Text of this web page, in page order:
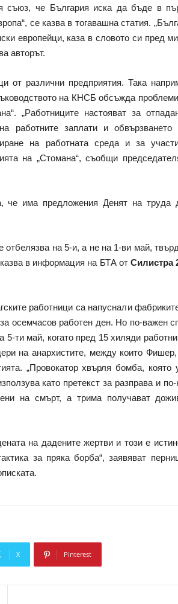
съюз, че България иска да бъде в
се казва в тогавашна статия.
европейци, каза в словото си пред
авторът.
различни предприятия. Така
на КНСБ обсъжда
„Работниците настояват за
работните заплати и
на работната среда и за
на „Стомана“, съобщи
че има предложения Денят на труда
на 5-и, а не на 1-ви май,
в информация на БТА от Силистра
работници са напуснали
осемчасов работен ден. Но по-важен
5-ти май, когато пред 15 хиляди
на анархистите, между които Фишер,
„Провокатор хвърля бомба, която
като претекст за разправа и по-
на смърт, а трима получават
на дадените жертви и този е
за пряка борба“, заявяват
X Pinterest